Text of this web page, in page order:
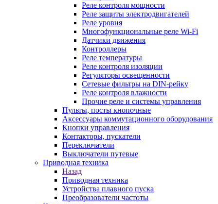
Реле контроля мощности
Реле защиты электродвигателей
Реле уровня
Многофункциональные реле Wi-Fi
Датчики движения
Контроллеры
Реле температуры
Реле контроля изоляции
Регуляторы освещенности
Сетевые фильтры на DIN-рейку
Реле контроля влажности
Прочие реле и системы управления
Пульты, посты кнопочные
Аксессуары коммутационного оборудования
Кнопки управления
Контакторы, пускатели
Переключатели
Выключатели путевые
Приводная техника
Назад
Приводная техника
Устройства плавного пуска
Преобразователи частоты